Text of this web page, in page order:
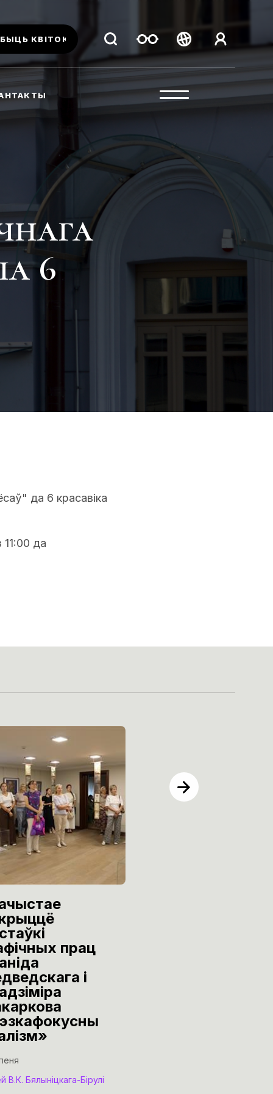
КВІТОК
Беларуская
Русский
6
да 6 красавіка
11:00 да
прац
і
В.К. Бялыніцкага-Бірулі